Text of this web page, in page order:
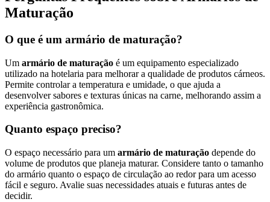
Maturação
O que é um armário de maturação?
Um armário de maturação é um equipamento especializado
utilizado na hotelaria para melhorar a qualidade de produtos cárneos.
Permite controlar a temperatura e umidade, o que ajuda a
desenvolver sabores e texturas únicas na carne, melhorando assim a
experiência gastronômica.
Quanto espaço preciso?
O espaço necessário para um armário de maturação depende do
volume de produtos que planeja maturar. Considere tanto o tamanho
do armário quanto o espaço de circulação ao redor para um acesso
fácil e seguro. Avalie suas necessidades atuais e futuras antes de
decidir.